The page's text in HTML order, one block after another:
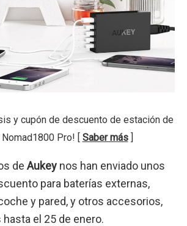
y cupón de descuento de estación de
Pro! [ Saber más]
de Aukey nos han enviado unos
para baterías externas,
y pared, y otros accesorios,
el 25 de enero.